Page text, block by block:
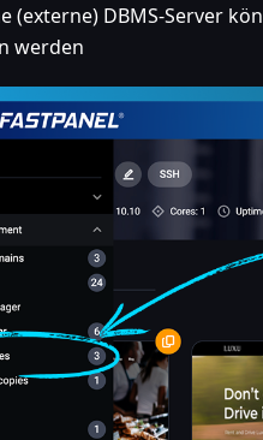
(externe) DBMS-Server
werden